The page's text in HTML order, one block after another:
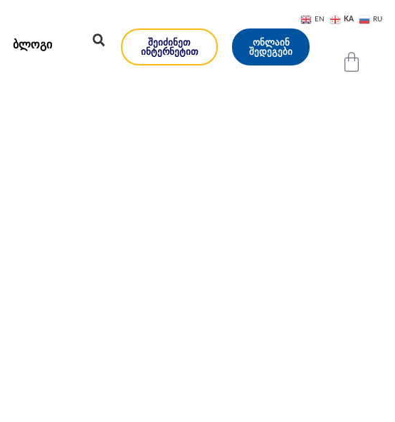
ᲑᲚᲝᲒᲘ
ᲨᲔᲘᲫᲘᲜᲔᲗ
ᲘᲜᲢᲔᲠᲜᲔᲢᲘᲗ
ᲝᲜᲚᲐᲘᲜ
ᲨᲔᲓᲔᲒᲔᲑᲘ
EN KA RU